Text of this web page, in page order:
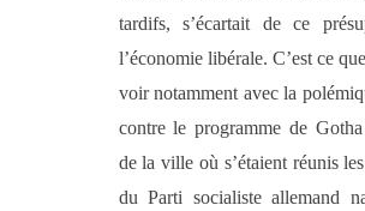
tardifs, s’écartait de ce
l’économie libérale. C’est ce
voir notamment avec la
contre le programme de
de la ville où s’étaient réunis
du Parti socialiste allemand